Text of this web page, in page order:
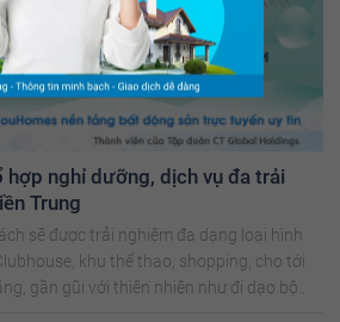
hợp nghỉ dưỡng, dịch vụ đa trải
Trung
sẽ được trải nghiệm đa dạng loại hình
khu thể thao, shopping, cho tới
gần gũi với thiên nhiên như đi dạo bộ..